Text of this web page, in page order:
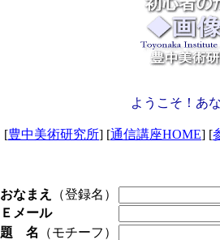
ようこそ！あ
[豊中美術研究所] [通信講座HOME] [
おなまえ
（登録名）
Ｅメール
題 名 （モチーフ）